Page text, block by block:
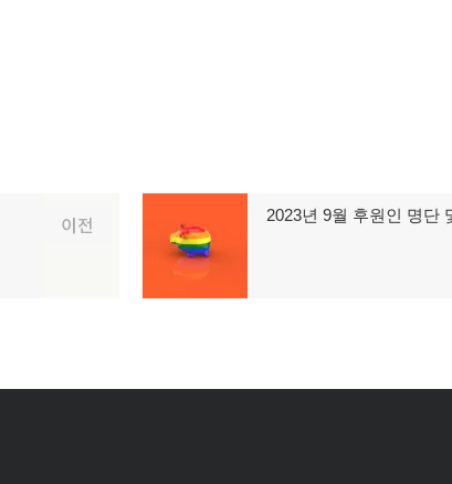
이전
음
2023년 9월 후원인 명단